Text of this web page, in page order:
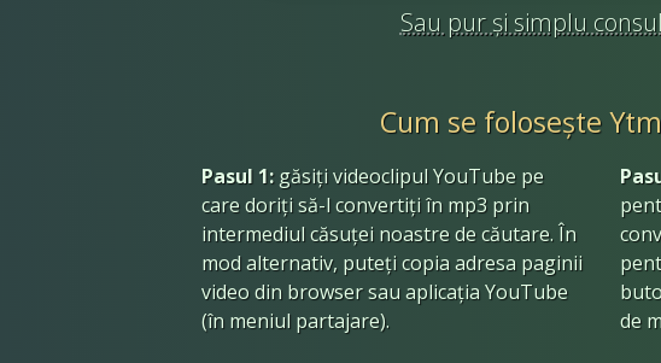
Sau pur și simplu
Cum se folosește
Pasul 1: găsiți videoclipul YouTube pe
care doriți să-l convertiți în mp3 prin
intermediul căsuței noastre de căutare. În
mod alternativ, puteți copia adresa paginii
video din browser sau aplicația YouTube
(în meniul partajare).
de